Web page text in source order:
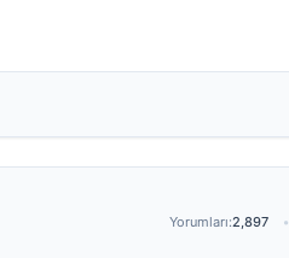
Yorumları:2,897